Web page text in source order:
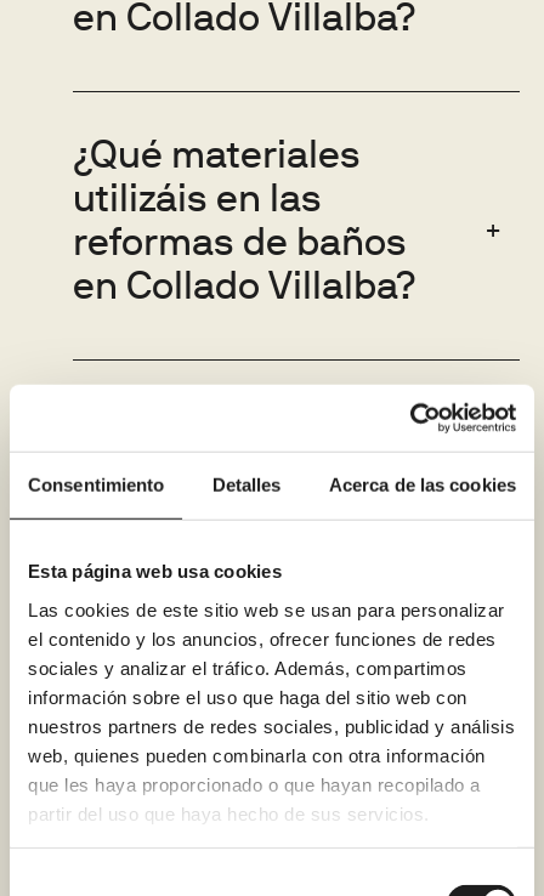
Consentimiento Detalles Acerca de las cookies
Esta página web usa cookies
Las cookies de este sitio web se usan para personalizar
el contenido y los anuncios, ofrecer funciones de redes
sociales y analizar el tráfico. Además, compartimos
información sobre el uso que haga del sitio web con
nuestros partners de redes sociales, publicidad y análisis
web, quienes pueden combinarla con otra información
que les haya proporcionado o que hayan recopilado a
partir del uso que haya hecho de sus servicios.
en Collado Villalba?
¿Qué materiales
utilizáis en las
reformas de baños
en Collado Villalba?
¿La reforma genera
muchos escombros,
polvo o molestias en
casa?
¿Puedo financiar mi
reforma de baño en
Collado Villalba?